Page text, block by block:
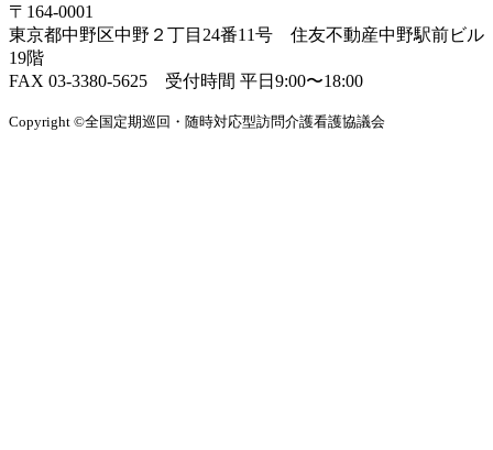
〒164-0001
東京都中野区中野２丁目24番11号 住友不動産中野駅前ビル
19階
FAX 03-3380-5625 受付時間 平日9:00〜18:00
Copyright ©全国定期巡回・随時対応型訪問介護看護協議会